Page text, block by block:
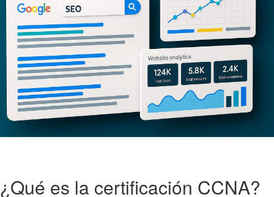
¿Qué es la certificación CCNA?